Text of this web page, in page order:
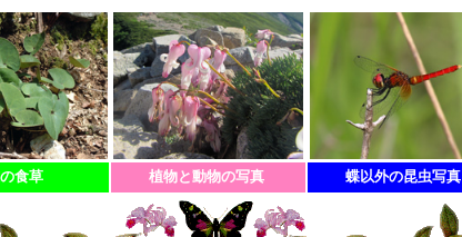
食草 植物と動物の写真 蝶以外の昆虫写真